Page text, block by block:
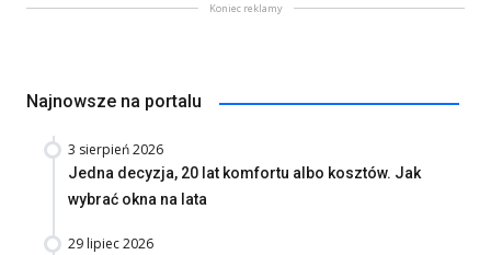
Koniec reklamy
Najnowsze na portalu
3 sierpień 2026
Jedna decyzja, 20 lat komfortu albo kosztów. Jak
wybrać okna na lata
29 lipiec 2026